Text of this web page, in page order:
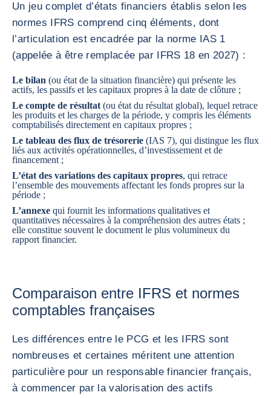
Un jeu complet d’états financiers établis selon les
normes IFRS comprend cinq éléments, dont
l’articulation est encadrée par la norme IAS 1
(appelée à être remplacée par IFRS 18 en 2027) :
Le bilan (ou état de la situation financière) qui présente les
actifs, les passifs et les capitaux propres à la date de clôture ;
Le compte de résultat (ou état du résultat global), lequel retrace
les produits et les charges de la période, y compris les éléments
comptabilisés directement en capitaux propres ;
Le tableau des flux de trésorerie (IAS 7), qui distingue les flux
liés aux activités opérationnelles, d’investissement et de
financement ;
L’état des variations des capitaux propres, qui retrace
l’ensemble des mouvements affectant les fonds propres sur la
période ;
L’annexe qui fournit les informations qualitatives et
quantitatives nécessaires à la compréhension des autres états ;
elle constitue souvent le document le plus volumineux du
rapport financier.
Comparaison entre IFRS et normes
comptables françaises
Les différences entre le PCG et les IFRS sont
nombreuses et certaines méritent une attention
particulière pour un responsable financier français,
à commencer par la valorisation des actifs